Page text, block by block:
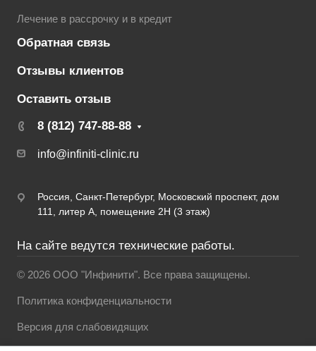
Лечение в рассрочку и в кредит
Обратная связь
Отзывы клиентов
Оставить отзыв
8 (812) 747-88-88
info@infiniti-clinic.ru
Россия, Санкт-Петербург, Московский проспект, дом
111, литер А, помещение 2Н (3 этаж)
На сайте ведутся технические работы.
© 2026 ООО "Инфинити". Все права защищены.
Политика конфиденциальности
Версия для слабовидящих